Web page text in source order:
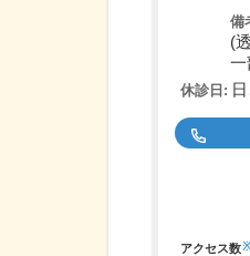
備
(
一
休診日:
アクセス数※